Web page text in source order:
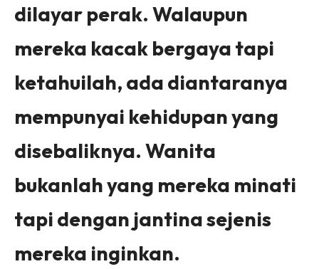
dilayar perak. Walaupun
mereka kacak bergaya tapi
ketahuilah, ada diantaranya
mempunyai kehidupan yang
disebaliknya. Wanita
bukanlah yang mereka minati
tapi dengan jantina sejenis
mereka inginkan.